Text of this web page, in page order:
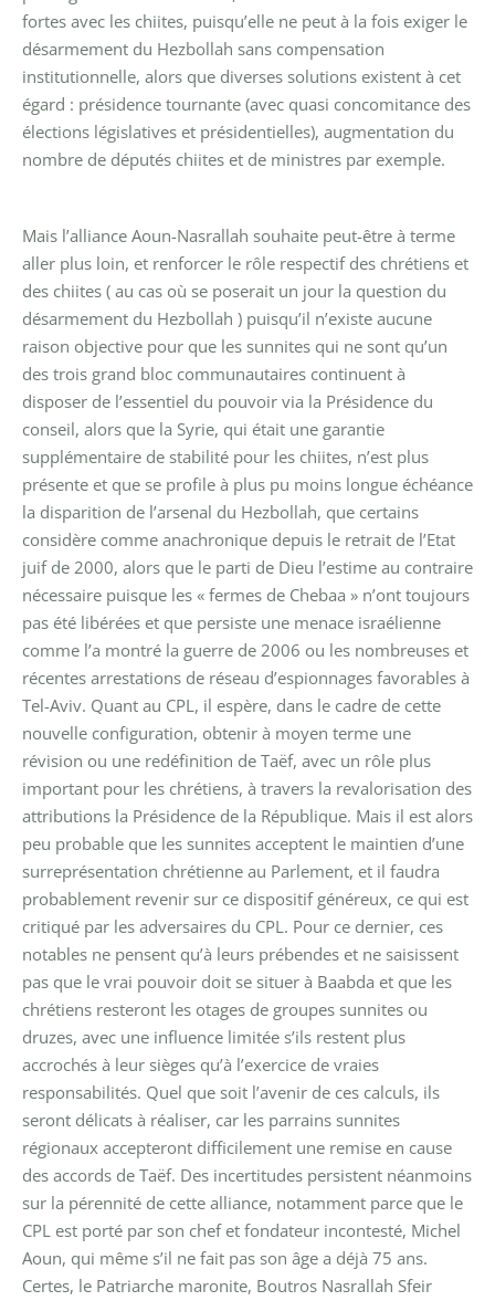
fortes avec les chiites, puisqu’elle ne peut à la fois exiger le
désarmement du Hezbollah sans compensation
institutionnelle, alors que diverses solutions existent à cet
égard : présidence tournante (avec quasi concomitance des
élections législatives et présidentielles), augmentation du
nombre de députés chiites et de ministres par exemple.
Mais l’alliance Aoun-Nasrallah souhaite peut-être à terme
aller plus loin, et renforcer le rôle respectif des chrétiens et
des chiites ( au cas où se poserait un jour la question du
désarmement du Hezbollah ) puisqu’il n’existe aucune
raison objective pour que les sunnites qui ne sont qu’un
des trois grand bloc communautaires continuent à
disposer de l’essentiel du pouvoir via la Présidence du
conseil, alors que la Syrie, qui était une garantie
supplémentaire de stabilité pour les chiites, n’est plus
présente et que se profile à plus pu moins longue échéance
la disparition de l’arsenal du Hezbollah, que certains
considère comme anachronique depuis le retrait de l’Etat
juif de 2000, alors que le parti de Dieu l’estime au contraire
nécessaire puisque les « fermes de Chebaa » n’ont toujours
pas été libérées et que persiste une menace israélienne
comme l’a montré la guerre de 2006 ou les nombreuses et
récentes arrestations de réseau d’espionnages favorables à
Tel-Aviv. Quant au CPL, il espère, dans le cadre de cette
nouvelle configuration, obtenir à moyen terme une
révision ou une redéfinition de Taëf, avec un rôle plus
important pour les chrétiens, à travers la revalorisation des
attributions la Présidence de la République. Mais il est alors
peu probable que les sunnites acceptent le maintien d’une
surreprésentation chrétienne au Parlement, et il faudra
probablement revenir sur ce dispositif généreux, ce qui est
critiqué par les adversaires du CPL. Pour ce dernier, ces
notables ne pensent qu’à leurs prébendes et ne saisissent
pas que le vrai pouvoir doit se situer à Baabda et que les
chrétiens resteront les otages de groupes sunnites ou
druzes, avec une influence limitée s’ils restent plus
accrochés à leur sièges qu’à l’exercice de vraies
responsabilités. Quel que soit l’avenir de ces calculs, ils
seront délicats à réaliser, car les parrains sunnites
régionaux accepteront difficilement une remise en cause
des accords de Taëf. Des incertitudes persistent néanmoins
sur la pérennité de cette alliance, notamment parce que le
CPL est porté par son chef et fondateur incontesté, Michel
Aoun, qui même s’il ne fait pas son âge a déjà 75 ans.
Certes, le Patriarche maronite, Boutros Nasrallah Sfeir